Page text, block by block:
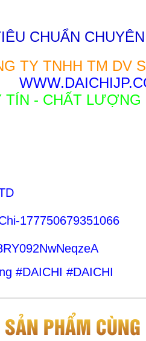
CHUẨN
TY TNHH TM DV
TÍN - CHẤT LƯỢNG
177750679351066
#DAICHI #DAICHI
SẢN PHẨM CÙNG